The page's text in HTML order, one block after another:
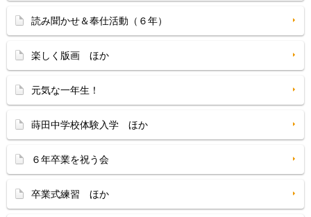
読み聞かせ＆奉仕活動（６年）
楽しく版画 ほか
元気な一年生！
蒔田中学校体験入学 ほか
６年卒業を祝う会
卒業式練習 ほか